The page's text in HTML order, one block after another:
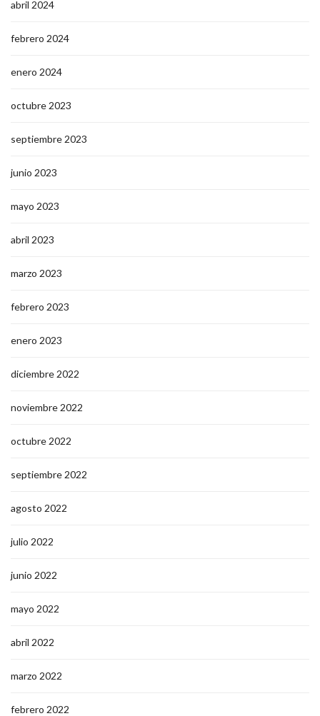
abril 2024
febrero 2024
enero 2024
octubre 2023
septiembre 2023
junio 2023
mayo 2023
abril 2023
marzo 2023
febrero 2023
enero 2023
diciembre 2022
noviembre 2022
octubre 2022
septiembre 2022
agosto 2022
julio 2022
junio 2022
mayo 2022
abril 2022
marzo 2022
febrero 2022